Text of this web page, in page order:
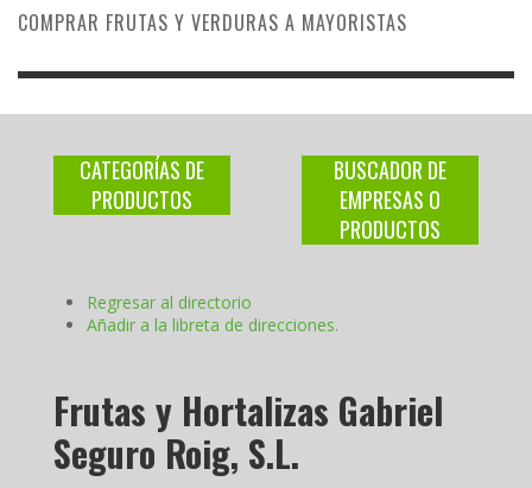
COMPRAR FRUTAS Y VERDURAS A MAYORISTAS
CATEGORÍAS DE
PRODUCTOS
BUSCADOR DE
EMPRESAS O
PRODUCTOS
Regresar al directorio
Añadir a la libreta de direcciones.
Frutas y Hortalizas Gabriel
Seguro Roig, S.L.